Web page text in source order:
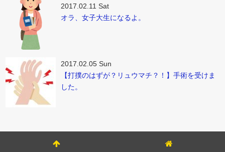
2017.02.11 Sat
オラ、女子大生になるよ。
2017.02.05 Sun
【打撲のはずが？リュウマチ？！】手術を受けま
した。